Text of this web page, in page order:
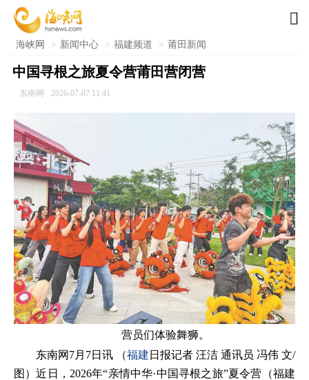

海峡网 > 新闻中心 > 福建频道 > 莆田新闻
中国寻根之旅夏令营莆田营闭营
东南网 2026-07-07 11:41
营员们体验舞狮。
东南网7月7日讯 （福建 日报记者 汪洁 通讯员 冯伟 文/
图）近日，2026年“亲情中华·中国寻根之旅”夏令营（福建